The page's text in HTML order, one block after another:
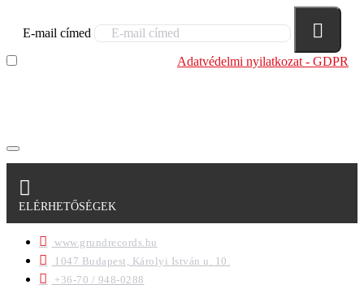
E-mail címed
Adatvédelmi nyilatkozat - GDPR
ELÉRHETŐSÉGEK
www.grundrecords.hu
1047 Budapest, Károlyi István u. 10.
+36-70 / 948-0288